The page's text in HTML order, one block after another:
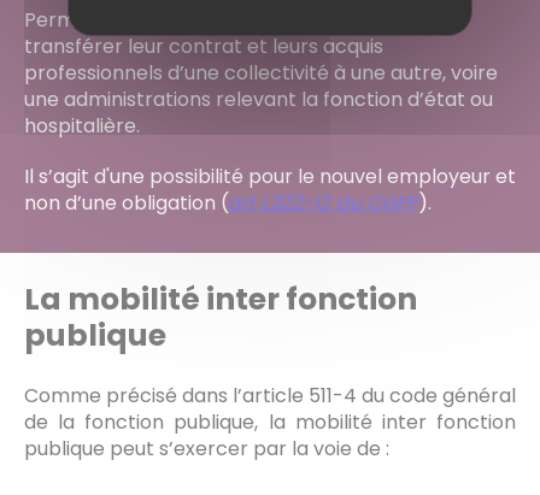
Permet aux agents contractuels en CDI de
transférer leur contrat et leurs acquis
professionnels d’une collectivité à une autre, voire
une administrations relevant la fonction d’état ou
hospitalière.
Il s’agit d'une possibilité pour le nouvel employeur et
non d’une obligation (art L322-12 du CGFP).
La mobilité inter fonction
publique
Comme précisé dans l’article 511-4 du code général
de la fonction publique, la mobilité inter fonction
publique peut s’exercer par la voie de :